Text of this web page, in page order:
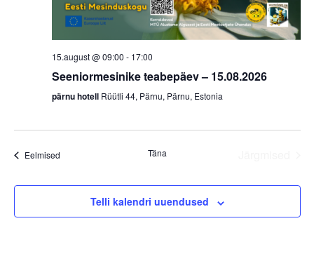
15.august @ 09:00 - 17:00
Seeniormesinike teabepäev – 15.08.2026
pärnu hotell Rüütli 44, Pärnu, Pärnu, Estonia
EelmisedSündmused Täna
Telli kalendri uuendused